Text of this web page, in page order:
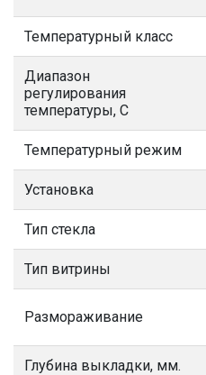
Температурный класс
Диапазон
регулирования
температуры, С
Температурный режим
Установка
Тип стекла
Тип витрины
Размораживание
Глубина выкладки, мм.